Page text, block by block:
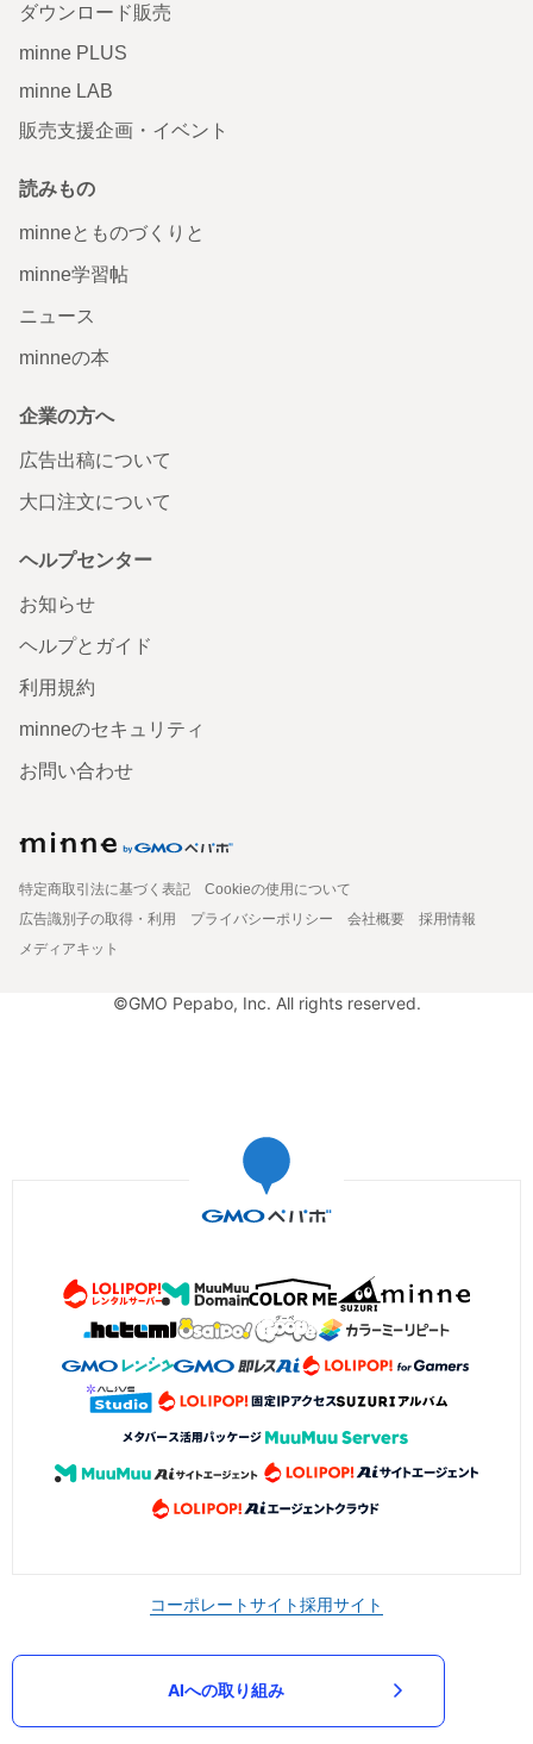
ダウンロード販売
minne PLUS
minne LAB
販売支援企画・イベント
読みもの
minneとものづくりと
minne学習帖
ニュース
minneの本
企業の方へ
広告出稿について
大口注文について
ヘルプセンター
お知らせ
ヘルプとガイド
利用規約
minneのセキュリティ
お問い合わせ
特定商取引法に基づく表記
Cookieの使用について
広告識別子の取得・利用
プライバシーポリシー 会社概要
採用情報
メディアキット
©GMO Pepabo, Inc. All rights reserved.
コーポレートサイト採用サイト
AIへの取り組み